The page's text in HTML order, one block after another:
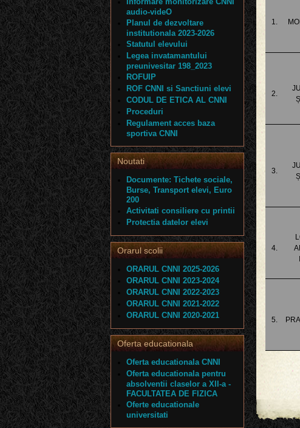
1.
2.
3.
4.
5.
audio-videO
Planul de dezvoltare
institutionala 2023-2026
Statutul elevului
Legea invatamantului
preunivesitar 198_2023
ROFUIP
ROF CNNI si Sanctiuni elevi
CODUL DE ETICA AL CNNI
Proceduri
Regulament acces baza
sportiva CNNI
Noutati
Documente: Tichete sociale,
Burse, Transport elevi, Euro
200
Activitati consiliere cu printii
Protectia datelor elevi
Orarul scolii
ORARUL CNNI 2025-2026
ORARUL CNNI 2023-2024
ORARUL CNNI 2022-2023
ORARUL CNNI 2021-2022
ORARUL CNNI 2020-2021
Oferta educationala
Oferta educationala CNNI
Oferta educationala pentru
absolventii claselor a XII-a -
FACULTATEA DE FIZICA
Oferte educationale
universitati